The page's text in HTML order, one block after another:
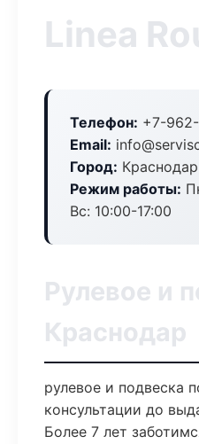
Linea
Телефон: +7-
Email:
Город: Краснодар
Режим работы:
Вс: 10:00-17:00
Рулевое и
Краснодар
рулевое и подвеска
консультации до
Более 7 лет